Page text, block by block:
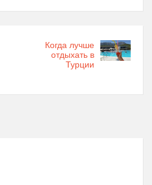
Когда лучше
отдыхать в
Турции